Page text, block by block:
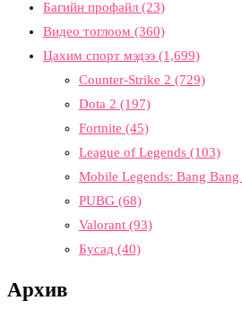
Багийн профайл (23)
Видео тоглоом (360)
Цахим спорт мэдээ (1,699)
Counter-Strike 2 (729)
Dota 2 (197)
Fortnite (45)
League of Legends (103)
Mobile Legends: Bang Bang
PUBG (68)
Valorant (93)
Бусад (40)
Архив